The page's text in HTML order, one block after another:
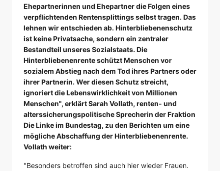
Ehepartnerinnen und Ehepartner die Folgen eines
verpflichtenden Rentensplittings selbst tragen. Das
lehnen wir entschieden ab. Hinterbliebenenschutz
ist keine Privatsache, sondern ein zentraler
Bestandteil unseres Sozialstaats. Die
Hinterbliebenenrente schützt Menschen vor
sozialem Abstieg nach dem Tod ihres Partners oder
ihrer Partnerin. Wer diesen Schutz streicht,
ignoriert die Lebenswirklichkeit von Millionen
Menschen", erklärt Sarah Vollath, renten- und
alterssicherungspolitische Sprecherin der Fraktion
Die Linke im Bundestag, zu den Berichten um eine
mögliche Abschaffung der Hinterbliebenenrente.
Vollath weiter:
"Besonders betroffen sind auch hier wieder Frauen.